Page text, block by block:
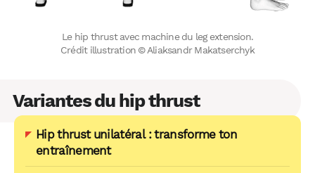
Le hip thrust avec machine du leg extension.
Crédit illustration © Aliaksandr Makatserchyk
Variantes du hip thrust
Hip thrust unilatéral : transforme ton
entraînement